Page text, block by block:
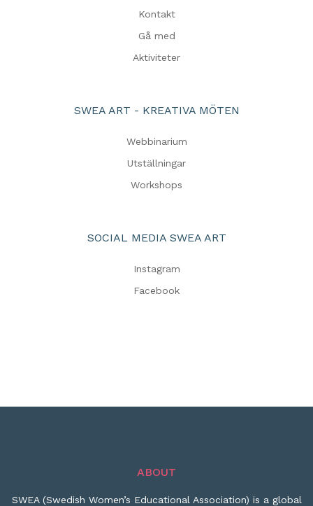
Kontakt
Gå med
Aktiviteter
SWEA ART - KREATIVA MÖTEN
Webbinarium
Utställningar
Workshops
SOCIAL MEDIA SWEA ART
Instagram
Facebook
ABOUT
SWEA (Swedish Women’s Educational Association) is a global